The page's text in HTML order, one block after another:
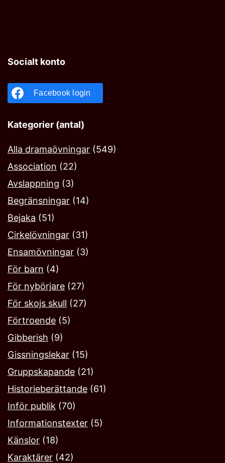
Socialt konto
Facebook login
Kategorier (antal)
Alla dramaövningar (549)
Association (22)
Avslappning (3)
Begränsningar (14)
Bejaka‎ (51)
Cirkelövningar (31)
Ensamövningar (3)
För barn (4)
För nybörjare (27)
För skojs skull (27)
Förtroende (5)
Gibberish (9)
Gissningslekar (15)
Gruppskapande (21)
Historieberättande (61)
Inför publik (70)
Informationstexter (5)
Känslor (18)
Karaktärer (42)